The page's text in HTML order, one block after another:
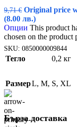
9,71€ Original price
(8.00 лв.)
Опции This product
chosen on the product
SKU: 0850000009844
Тегло 0,2 кг
РазмерL, M, S, XL
Бърза доставка